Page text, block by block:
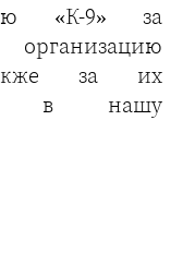
«К-9» за
за их
в нашу